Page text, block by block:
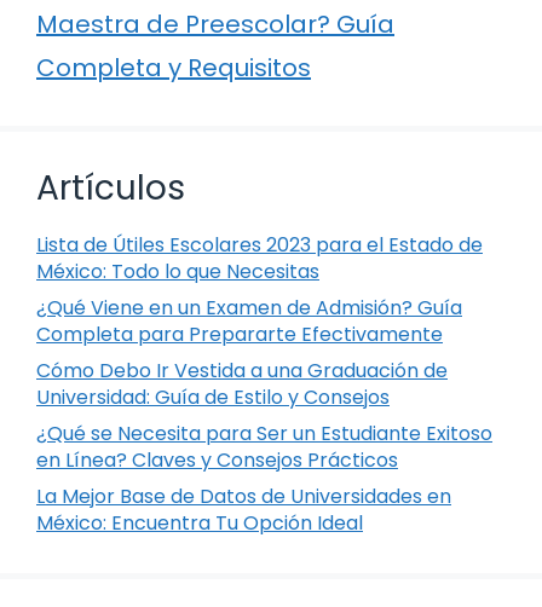
Maestra de Preescolar? Guía
Completa y Requisitos
Artículos
Lista de Útiles Escolares 2023 para el Estado de
México: Todo lo que Necesitas
¿Qué Viene en un Examen de Admisión? Guía
Completa para Prepararte Efectivamente
Cómo Debo Ir Vestida a una Graduación de
Universidad: Guía de Estilo y Consejos
¿Qué se Necesita para Ser un Estudiante Exitoso
en Línea? Claves y Consejos Prácticos
La Mejor Base de Datos de Universidades en
México: Encuentra Tu Opción Ideal